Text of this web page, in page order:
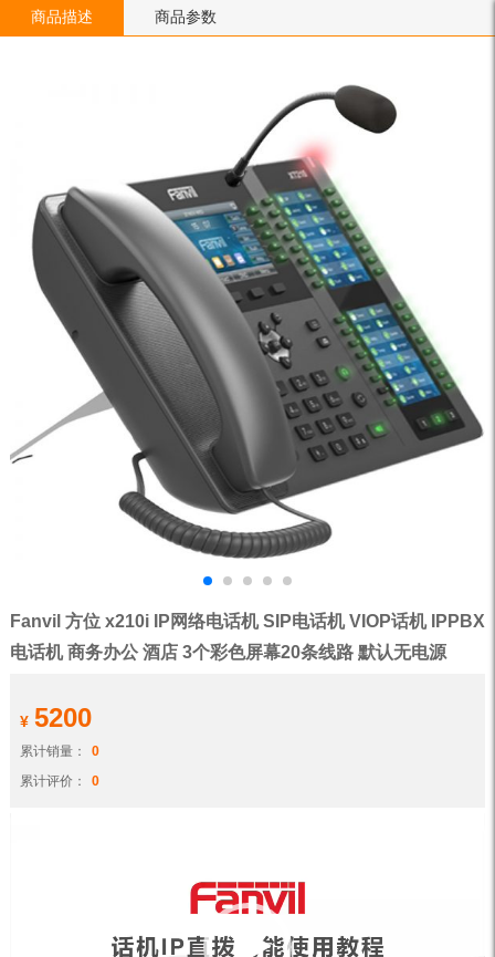
Fanvil 方位 x210i IP网络电话机 SIP电话机 VIOP话机 IPPBX
电话机 商务办公 酒店 3个彩色屏幕20条线路 默认无电源
¥ 5200
累计销量：
0
累计评价：
0
商品描述 商品参数